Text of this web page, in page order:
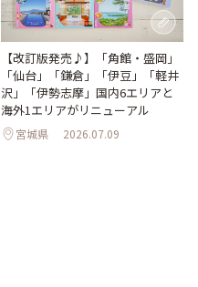
【改訂版発売♪】「角館・盛岡」
「仙台」「鎌倉」「伊豆」「軽井
沢」「伊勢志摩」国内6エリアと
海外1エリアがリニューアル
宮城県 2026.07.09